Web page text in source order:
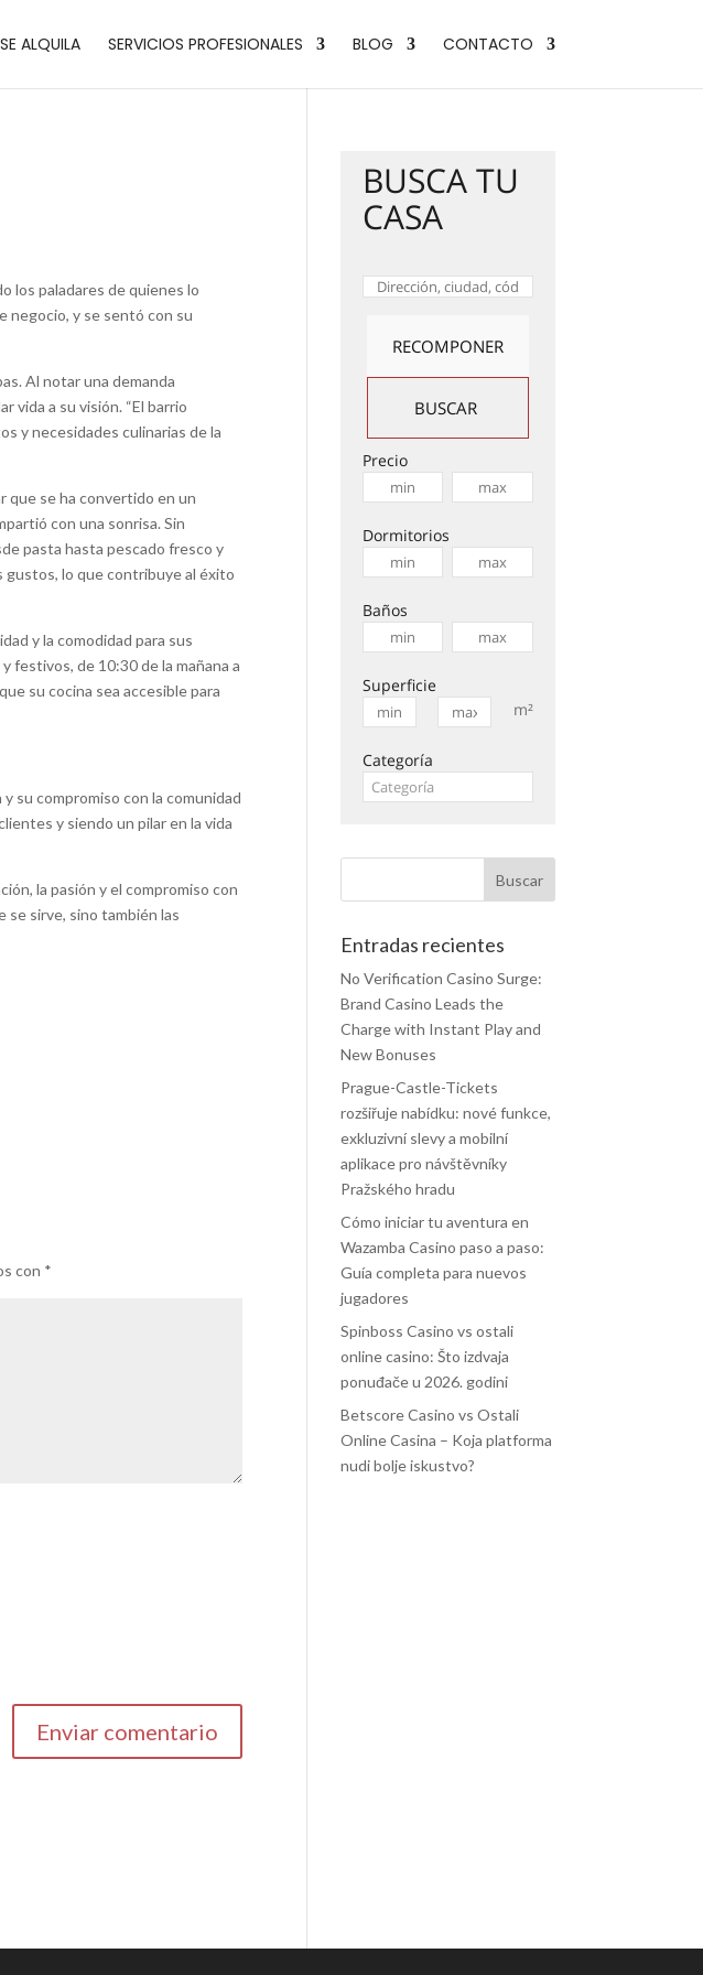
SE ALQUILA SERVICIOS PROFESIONALES BLOG CONTACTO
los paladares de quienes lo
negocio, y se sentó con su
Al notar una demanda
vida a su visión. “El barrio
y necesidades culinarias de la
que se ha convertido en un
con una sonrisa. Sin
pasta hasta pescado fresco y
gustos, lo que contribuye al éxito
y la comodidad para sus
festivos, de 10:30 de la mañana a
su cocina sea accesible para
su compromiso con la comunidad
y siendo un pilar en la vida
la pasión y el compromiso con
se sirve, sino también las
con *
BUSCA TU
CASA
Precio
Dormitorios
Baños
Superficie
m²
Categoría
Entradas recientes
No Verification Casino Surge:
Brand Casino Leads the
Charge with Instant Play and
New Bonuses
Prague-Castle-Tickets
rozšiřuje nabídku: nové funkce,
exkluzivní slevy a mobilní
aplikace pro návštěvníky
Pražského hradu
Cómo iniciar tu aventura en
Wazamba Casino paso a paso:
Guía completa para nuevos
jugadores
Spinboss Casino vs ostali
online casino: Što izdvaja
ponuđače u 2026. godini
Betscore Casino vs Ostali
Online Casina – Koja platforma
nudi bolje iskustvo?